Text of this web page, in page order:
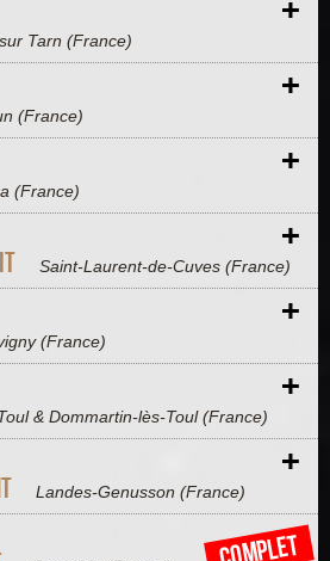
Tarn (France) +
(France) +
(France) +
Saint-Laurent-de-Cuves (France)+
(France) +
& Dommartin-lès-Toul (France) +
Landes-Genusson (France) +
+